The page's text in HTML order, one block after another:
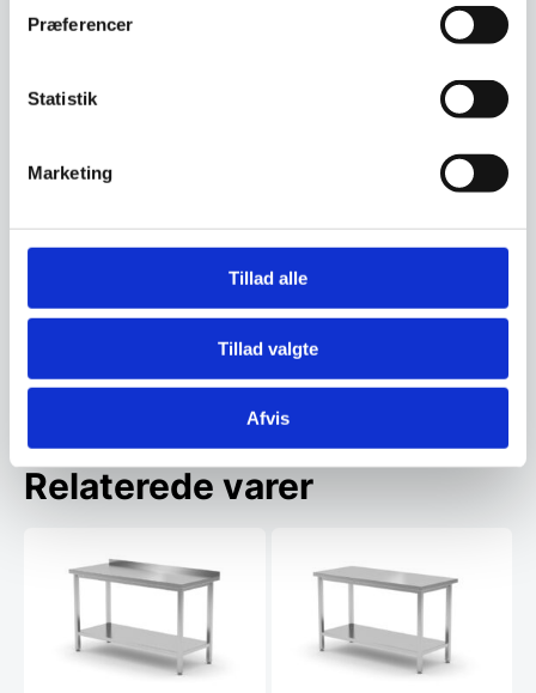
Præferencer
Statistik
Marketing
Tillad alle
Tillad valgte
Afvis
samarbejdspartnere. Du findes vores beregner
Har du spørgsmål til varen? Klik her
Vi prismatcher - Klik her
Relaterede varer